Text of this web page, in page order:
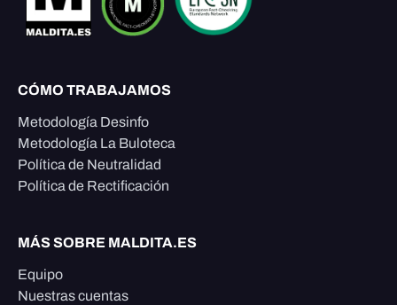
CÓMO TRABAJAMOS
Metodología Desinfo
Metodología La Buloteca
Política de Neutralidad
Política de Rectificación
MÁS SOBRE MALDITA.ES
Equipo
Nuestras cuentas